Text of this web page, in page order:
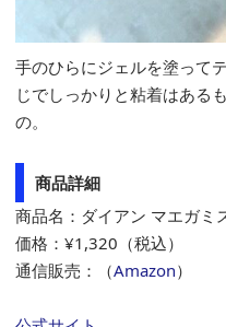
手のひらにジェルを塗って
じでしっかりと粘着はある
の。
商品詳細
商品名：ダイアン マエガミ
価格：¥1,320（税込）
通信販売：（Amazon）